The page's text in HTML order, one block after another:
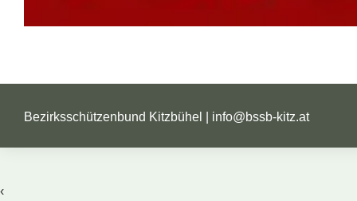
Bezirksschützenbund Kitzbühel | info@bssb-kitz.at
‹